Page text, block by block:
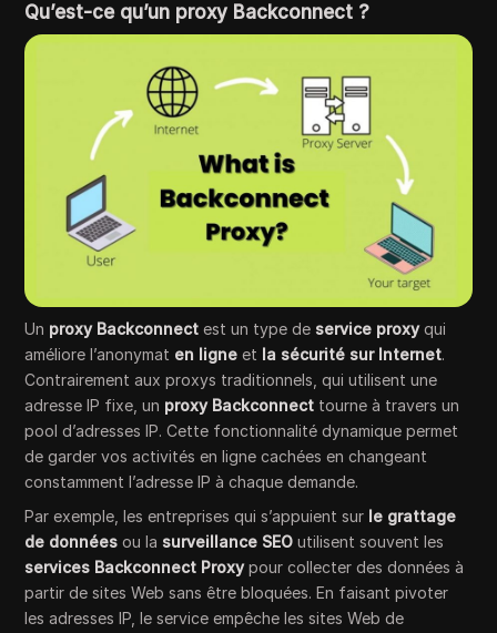
Qu’est-ce qu’un proxy Backconnect ?
Un proxy Backconnect est un type de service proxyqui
améliore l’anonymat en ligne et la sécurité sur Internet.
Contrairement aux proxys traditionnels, qui utilisent une
adresse IP fixe, un proxy Backconnect tourne à travers un
pool d’adresses IP. Cette fonctionnalité dynamique permet
de garder vos activités en ligne cachées en changeant
constamment l’adresse IP à chaque demande.
Par exemple, les entreprises qui s’appuient sur le grattage
de données ou la surveillance SEO utilisent souvent les
services Backconnect Proxypour collecter des données à
partir de sites Web sans être bloquées. En faisant pivoter
les adresses IP, le service empêche les sites Web de